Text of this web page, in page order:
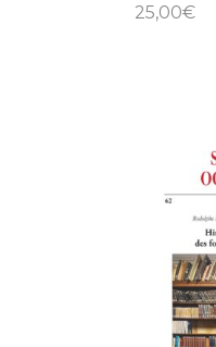
25,00€